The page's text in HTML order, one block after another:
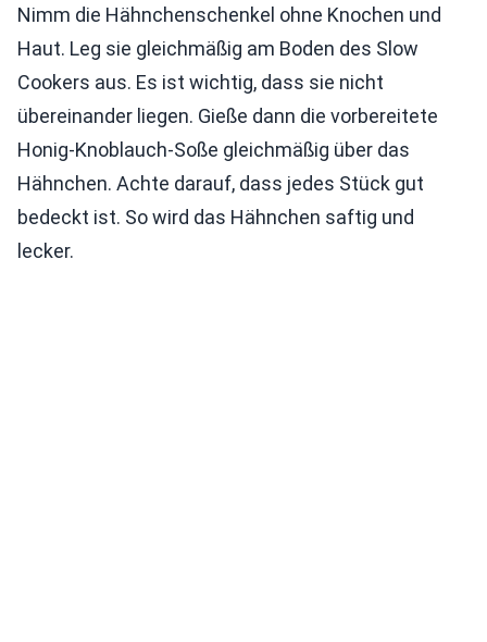
Nimm die Hähnchenschenkel ohne Knochen und
Haut. Leg sie gleichmäßig am Boden des Slow
Cookers aus. Es ist wichtig, dass sie nicht
übereinander liegen. Gieße dann die vorbereitete
Honig-Knoblauch-Soße gleichmäßig über das
Hähnchen. Achte darauf, dass jedes Stück gut
bedeckt ist. So wird das Hähnchen saftig und
lecker.